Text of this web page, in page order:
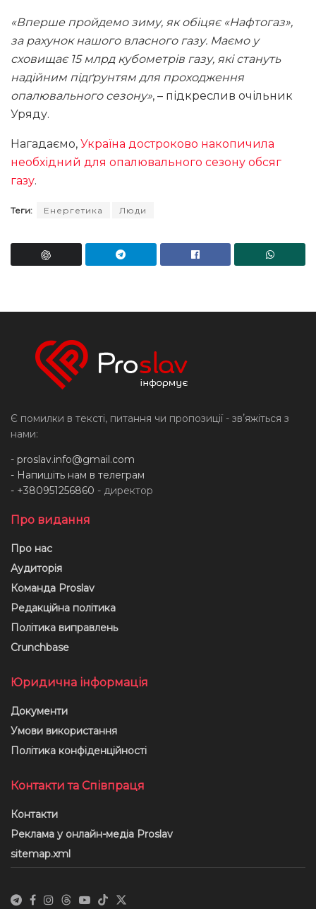
«Вперше пройдемо зиму, як обіцяє «Нафтогаз»,
за рахунок нашого власного газу. Маємо у
сховищає 15 млрд кубометрів газу, які стануть
надійним підґрунтям для проходження
опалювального сезону», – підкреслив очільник
Уряду.
Нагадаємо, Україна достроково накопичила
необхідний для опалювального сезону обсяг
газу.
Теги: Енергетика Люди
Є помилки в тексті, питання чи пропозиції - звʼяжіться з
нами:
- proslav.info@gmail.com
- Напишіть нам в телеграм
- +380951256860 - директор
Про видання
Про нас
Аудиторія
Команда Proslav
Редакційна політика
Політика виправлень
Crunchbase
Юридична інформація
Документи
Умови використання
Політика конфіденційності
Контакти та Співпраця
Контакти
Реклама у онлайн-медіа Proslav
sitemap.xml